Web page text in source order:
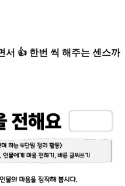
서 👍 한번 씩 해주는 센스까